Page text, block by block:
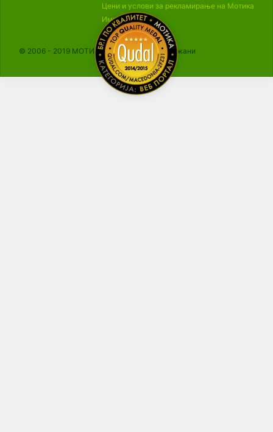
Цени и услови за рекламирање на Мотика
Импресум
© 2006 - 2019 МОТИКА, Сите права се задржани